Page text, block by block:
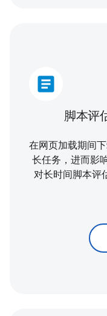
article
脚本评
在网页加载期间
长任务，进而影
对长时间脚本评